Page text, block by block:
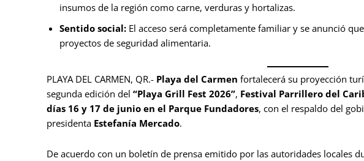
insumos de la región como carne, verduras y hortalizas.
Sentido social: El acceso será completamente familiar y se anunció
proyectos de seguridad alimentaria.
PLAYA DEL CARMEN, QR.- Playa del Carmen fortalecerá su proyección
segunda edición del “Playa Grill Fest 2026”, Festival Parrillero del
días 16 y 17 de junio en el Parque Fundadores, con el respaldo del
presidenta Estefanía Mercado.
De acuerdo con un boletín de prensa emitido por las autoridades locales